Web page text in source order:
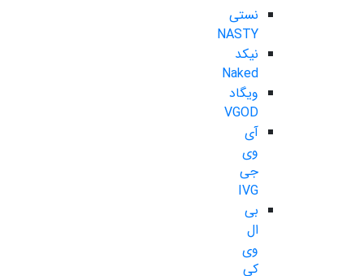
نستی
NASTY
نیکد
Naked
ویگاد
VGOD
آی
وی
جی
IVG
بی
ال
وی
کی